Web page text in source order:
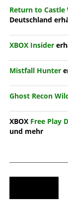
Return to
Deutschland
XBOX Insider
Mistfall Hunter
Ghost Recon
XBOX Free Play
und mehr